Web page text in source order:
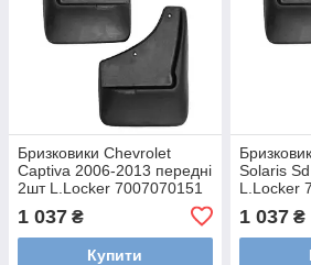
Бризковики Chevrolet
Captiva 2006-2013 передні
2шт L.Locker 7007070151
1 037 ₴
Купити
Solaris
L.Locker
1 037₴